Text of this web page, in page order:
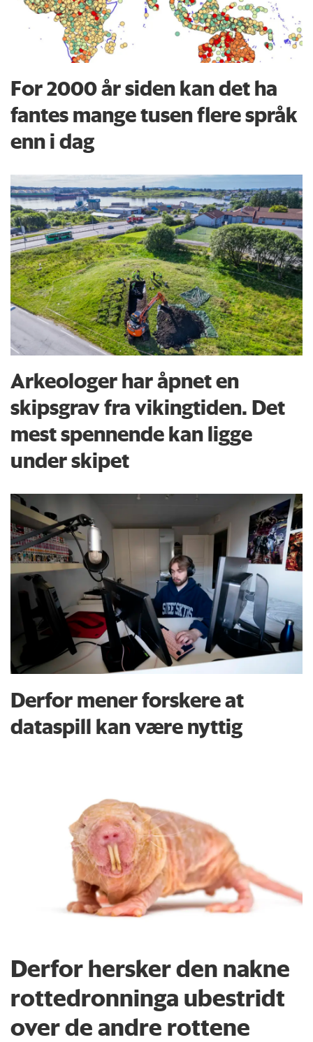
For 2000 år siden kan det ha
fantes mange tusen flere språk
enn i dag
Arkeologer har åpnet en
skipsgrav fra vikingtiden. Det
mest spennende kan ligge
under skipet
Derfor mener forskere at
dataspill kan være nyttig
Derfor hersker den nakne
rottedronninga ubestridt
over de andre rottene